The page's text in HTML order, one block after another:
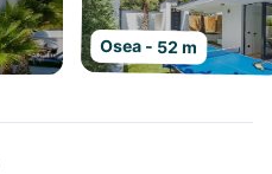
Osea - 52 m